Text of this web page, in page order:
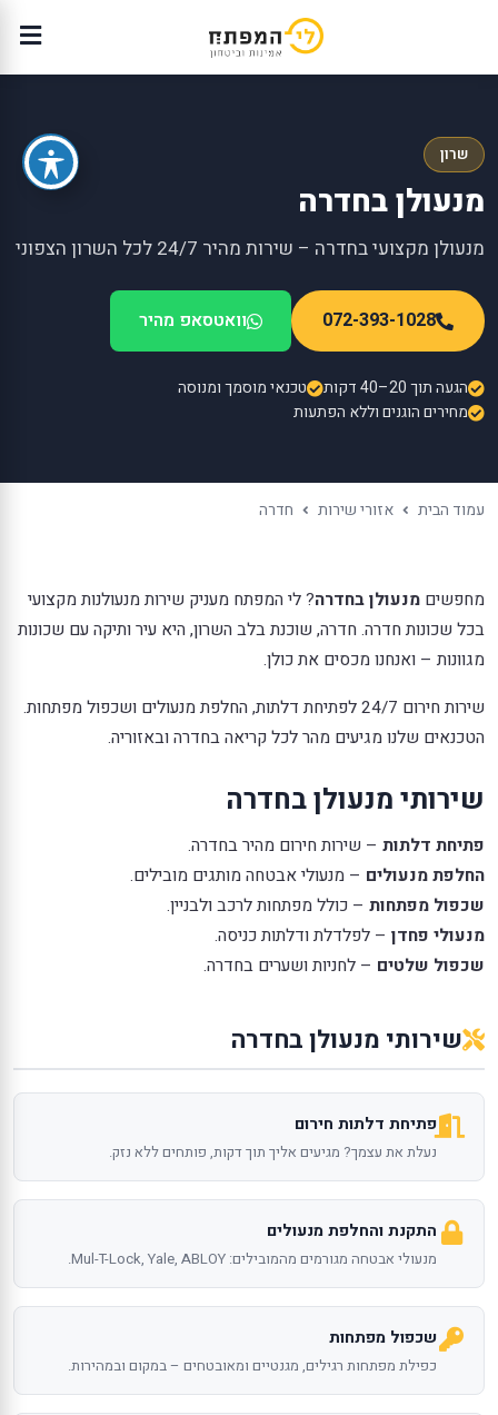
שרון
מנעולן בחדרה
מנעולן מקצועי בחדרה – שירות מהיר 24/7 לכל השרון הצפוני
072-393-1028 וואטסאפ מהיר
הגעה תוך 20–40 דקות
טכנאי מוסמך ומנוסה
מחירים הוגנים וללא הפתעות
עמוד הבית אזורי שירות חדרה
מחפשים מנעולן בחדרה? לי המפתח מעניק שירות מנעולנות מקצועי
בכל שכונות חדרה. חדרה, שוכנת בלב השרון, היא עיר ותיקה עם שכונות
מגוונות – ואנחנו מכסים את כולן.
שירות חירום 24/7 לפתיחת דלתות, החלפת מנעולים ושכפול מפתחות.
הטכנאים שלנו מגיעים מהר לכל קריאה בחדרה ובאזוריה.
שירותי מנעולן בחדרה
פתיחת דלתות – שירות חירום מהיר בחדרה.
החלפת מנעולים – מנעולי אבטחה מותגים מובילים.
שכפול מפתחות – כולל מפתחות לרכב ולבניין.
מנעולי פחדן – לפלדלת ודלתות כניסה.
שכפול שלטים – לחניות ושערים בחדרה.
שירותי מנעולן בחדרה
פתיחת דלתות חירום
נעלת את עצמך? מגיעים אליך תוך דקות, פותחים ללא נזק.
התקנת והחלפת מנעולים
מנעולי אבטחה מגורמים מהמובילים: Mul-T-Lock, Yale, ABLOY.
שכפול מפתחות
כפילת מפתחות רגילים, מגנטיים ומאובטחים – במקום ובמהירות.